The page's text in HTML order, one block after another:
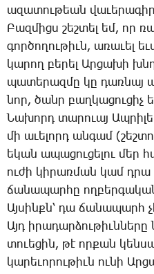
ա­զա­տու­թեան
­Բազ­միցս շեշ­տել եմ, որ
գոր­ծո­ղու­թիւն, ա­ռա­ւել
կա­րող բե­րել Ար­ցա­խի
պա­տե­րազ­մը կը դառ­նայ
նոր, ծանր բաղ­կա­ցու­ցիչ
­Նա­խորդ տա­րո­ւայ
մի ա­ւե­լորդ ան­գամ
ե­կան ա­պա­ցու­ցե­լու մեր
ու­ժի կի­րառ­ման կամ դրա
ճա­նա­պար­հը ող­բեր­գա­կան
Այ­սինքն՝ դա ճա­նա­պարհ
Այդ ի­րա­դար­ձու­թիւն­նե­րը
տո­ւե­ցին, թէ որ­քան
կա­րե­ւո­րու­թիւն ու­նի